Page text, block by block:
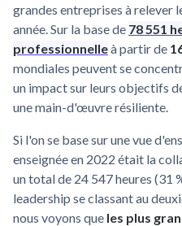
grandes entreprises à relever
année. Sur la base de 78 551
professionnelleà partir de
mondiales peuvent se
un impact sur leurs objectifs
une main-d'œuvre résiliente.
Si l'on se base sur une vue
enseignée en 2022 était la
un total de 24 547 heures (31
leadership se classant au
nous voyons que les plus